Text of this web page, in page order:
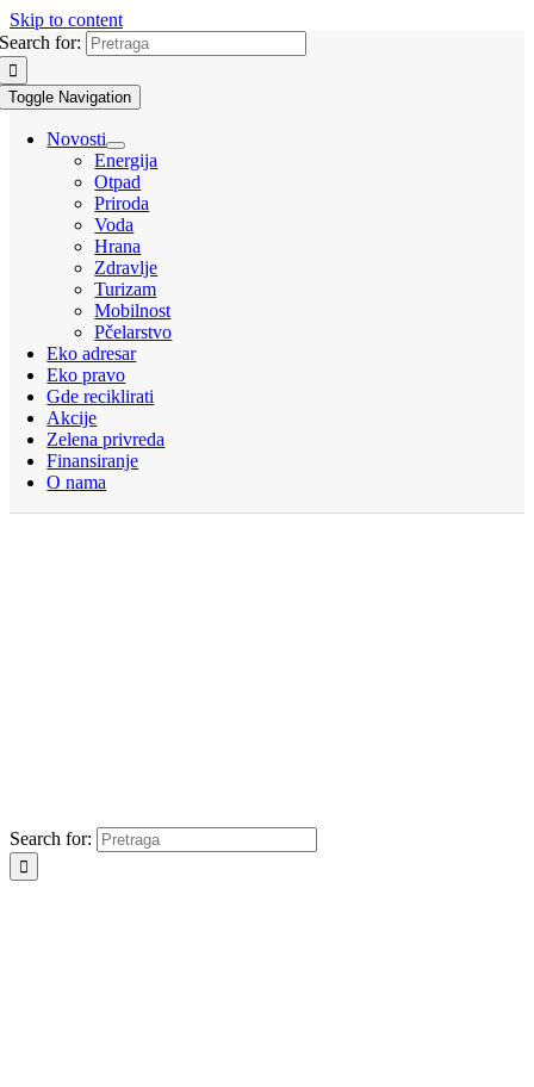
Skip to content
Search for:
Toggle Navigation
Novosti
Energija
Otpad
Priroda
Voda
Hrana
Zdravlje
Turizam
Mobilnost
Pčelarstvo
Eko adresar
Eko pravo
Gde reciklirati
Akcije
Zelena privreda
Finansiranje
O nama
Search for: